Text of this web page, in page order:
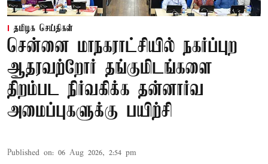
தமிழக செய்திகள்
சென்னை மாநகராட்சியில் நகர்ப்புற
ஆதரவற்றோர் தங்குமிடங்களை
திறம்பட நிர்வகிக்க தன்னார்வ
அமைப்புகளுக்கு பயிற்சி
Published on: 06 Aug 2026, 2:54 pm